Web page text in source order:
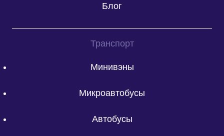
Блог
Транспорт
Минивэны
Микроавтобусы
Автобусы